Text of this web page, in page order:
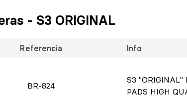
- S3 ORIGINAL
Referencia Info
BR-824
S3 "ORIGINAL"
PADS HIGH